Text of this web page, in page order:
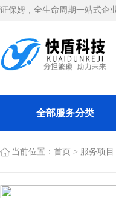
证保姆，全生命周期一站式企
全部服务分类
当前位置： 首页 > 服务项目